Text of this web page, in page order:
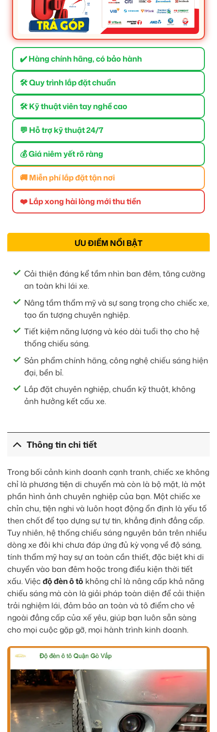
✔️ Hàng chính hãng, có bảo hành
🛠 Quy trình lắp đặt chuẩn
🛠 Kỹ thuật viên tay nghề cao
💬 Hỗ trợ kỹ thuật 24/7
💰 Giá niêm yết rõ ràng
🚚 Miễn phí lắp đặt tận nơi
❤️ Lắp xong hài lòng mới thu tiền
ƯU ĐIỂM NỔI BẬT
Cải thiện đáng kể tầm nhìn ban đêm, tăng cường
an toàn khi lái xe.
Nâng tầm thẩm mỹ và sự sang trọng cho chiếc xe,
tạo ấn tượng chuyên nghiệp.
Tiết kiệm năng lượng và kéo dài tuổi thọ cho hệ
thống chiếu sáng.
Sản phẩm chính hãng, công nghệ chiếu sáng hiện
đại, bền bỉ.
Lắp đặt chuyên nghiệp, chuẩn kỹ thuật, không
ảnh hưởng kết cấu xe.
Thông tin chi tiết
Trong bối cảnh kinh doanh cạnh tranh, chiếc xe không
chỉ là phương tiện di chuyển mà còn là bộ mặt, là một
phần hình ảnh chuyên nghiệp của bạn. Một chiếc xe
chỉn chu, tiện nghi và luôn hoạt động ổn định là yếu tố
then chốt để tạo dựng sự tự tin, khẳng định đẳng cấp.
Tuy nhiên, hệ thống chiếu sáng nguyên bản trên nhiều
dòng xe đôi khi chưa đáp ứng đủ kỳ vọng về độ sáng,
tính thẩm mỹ hay sự an toàn cần thiết, đặc biệt khi di
chuyển vào ban đêm hoặc trong điều kiện thời tiết
xấu. Việcđộ đèn ô tô không chỉ là nâng cấp khả năng
chiếu sáng mà còn là giải pháp toàn diện để cải thiện
trải nghiệm lái, đảm bảo an toàn và tô điểm cho vẻ
ngoài đẳng cấp của xế yêu, giúp bạn luôn sẵn sàng
cho mọi cuộc gặp gỡ, mọi hành trình kinh doanh.